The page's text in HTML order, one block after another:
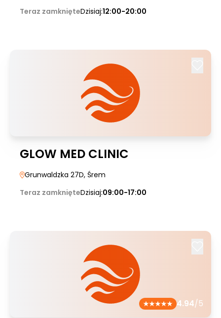
Teraz zamknięteDzisiaj:12:00-20:00
GLOW MED CLINIC
Grunwaldzka 27D, Śrem
Teraz zamknięteDzisiaj:09:00-17:00
4.94/5